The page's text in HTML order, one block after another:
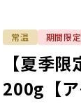
【夏季
200g【
常温 期間限定